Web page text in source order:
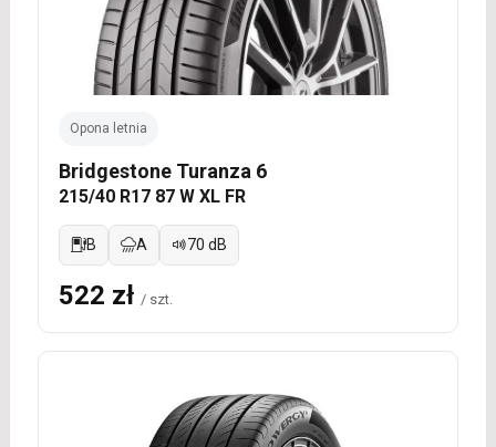
Opona letnia
Bridgestone Turanza 6
215/40 R17 87 W XL FR
B A 70 dB
522 zł / szt.